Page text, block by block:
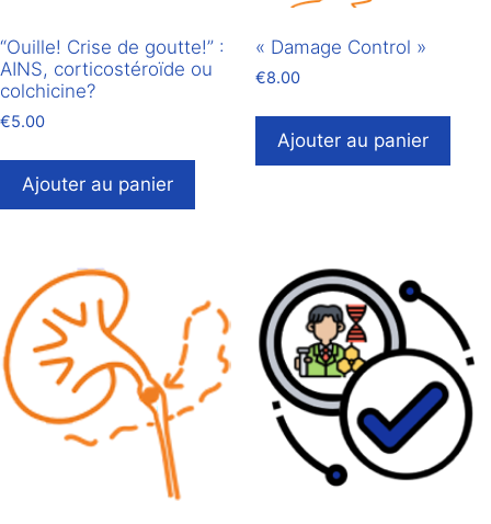
“Ouille! Crise de goutte!” :
AINS, corticostéroïde ou
colchicine?
€5.00
Ajouter au panier
« Damage Control »
€8.00
Ajouter au panier